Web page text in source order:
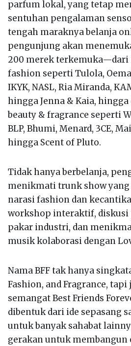
parfum lokal, yang tetap
sentuhan pengalaman
tengah maraknya belanja
pengunjung akan
200 merek terkemuka—dari
fashion seperti Tulola,
IKYK, NASL, Ria Miranda,
hingga Jenna & Kaia,
beauty & fragrance seperti
BLP, Bhumi, Menard, 3CE,
hingga Scent of Pluto.
Tidak hanya berbelanja,
menikmati trunk show
narasi fashion dan
workshop interaktif, diskusi
pakar industri, dan
musik kolaborasi dengan
Nama BFF tak hanya
Fashion, and Fragrance,
semangat Best Friends
dibentuk dari ide sepasang
untuk banyak sahabat
gerakan untuk